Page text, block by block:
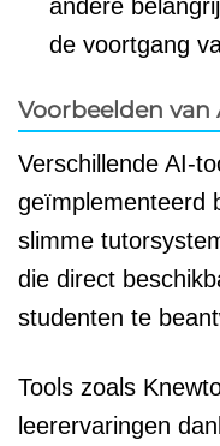
andere
de voortgang
Voorbeelden van
Verschillende AI-
geïmplementeerd
slimme
die direct
studenten te
Tools zoals
leerervaringen